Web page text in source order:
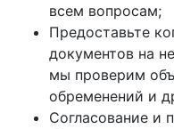
всем вопросам;
Предоставьте
документов на
мы проверим
обременений и
Согласование и